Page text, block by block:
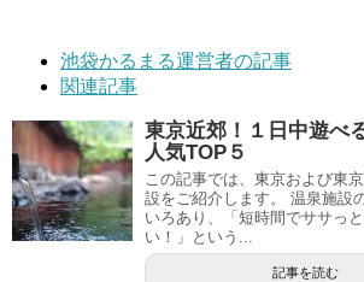
池袋かるまる運営者の記事
関連記事
東京近郊！１日中遊べ
人気TOP５
この記事では、東京および東
設をご紹介します。 温泉施設
いろあり、「短時間でササっ
い！」という...
記事を読む